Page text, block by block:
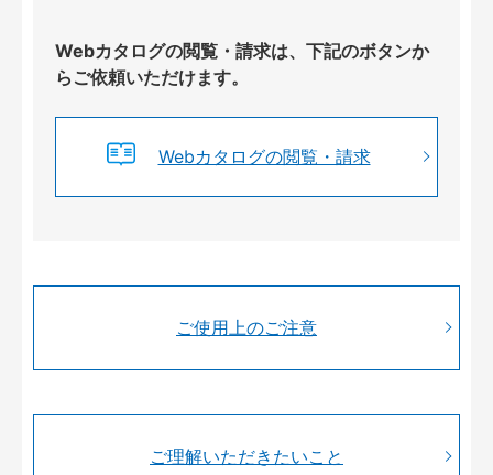
Webカタログの閲覧・請求は、下記のボタンか
らご依頼いただけます。
Webカタログの閲覧・請求
ご使用上のご注意
ご理解いただきたいこと